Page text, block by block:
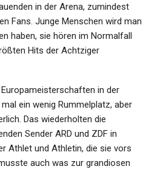
in der Arena, zumindest
Fans. Junge Menschen wird man
haben, sie hören im Normalfall
Hits der Achtziger
in der
ein wenig Rummelplatz, aber
Das wiederholten die
Sender ARD und ZDF in
Athlet und Athletin, die sie vors
auch was zur grandiosen